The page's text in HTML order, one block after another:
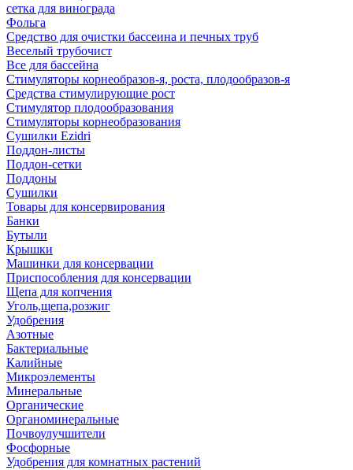
сетка для винограда
Фольга
Средство для очистки бассеина и печных труб
Веселый трубочист
Все для бассейна
Стимуляторы корнеобразов-я, роста, плодообразов-я
Средства стимулирующие рост
Стимулятор плодообразования
Стимуляторы корнеобразования
Сушилки Ezidri
Поддон-листы
Поддон-сетки
Поддоны
Сушилки
Товары для консервирования
Банки
Бутыли
Крышки
Машинки для консервации
Приспособления для консервации
Щепа для копчения
Уголь,щепа,розжиг
Удобрения
Азотные
Бактериальные
Калийные
Микроэлементы
Минеральные
Органические
Органоминеральные
Почвоулучшители
Фосфорные
Удобрения для комнатных растений